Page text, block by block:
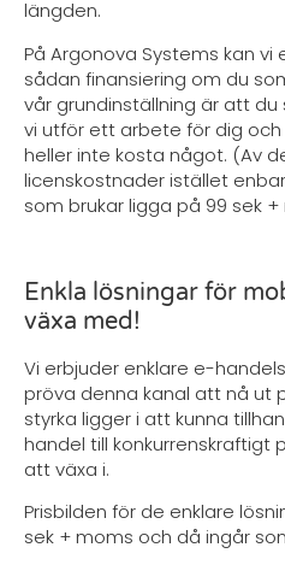
längden.
På Argonova Systems kan
sådan finansiering om du
vår grundinställning är att
vi utför ett arbete för dig
heller inte kosta något. (Av
licenskostnader istället
som brukar ligga på 99 sek
Enkla lösningar för
växa med!
Vi erbjuder enklare e-
pröva denna kanal att nå ut
styrka ligger i att kunna
handel till konkurrenskraftigt
att växa i.
Prisbilden för de enklare
sek + moms och då ingår